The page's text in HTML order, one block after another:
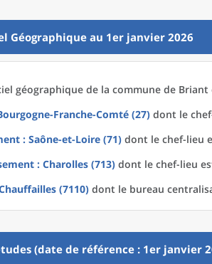
Géographique au 1er janvier 2026
géographique de la commune de Briant
Franche-Comté (27) dont le
: Saône-et-Loire (71) dont le chef-lieu
: Charolles (713) dont le chef-lieu
(7110) dont le bureau
(date de référence : 1er janvier